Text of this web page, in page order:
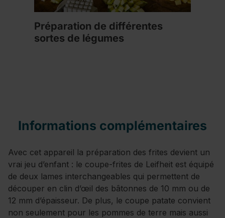
Préparation de différentes
sortes de légumes
Informations complémentaires
Avec cet appareil la préparation des frites devient un
vrai jeu d’enfant : le coupe-frites de Leifheit est équipé
de deux lames interchangeables qui permettent de
découper en clin d’œil des bâtonnes de 10 mm ou de
12 mm d’épaisseur. De plus, le coupe patate convient
non seulement pour les pommes de terre mais aussi